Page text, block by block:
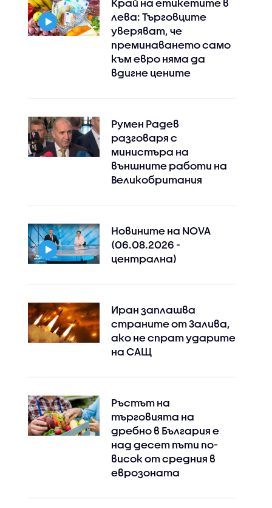
Край на етикетите в
лева: Търговците
уверяват, че
преминаването само
към евро няма да
вдигне цените
Румен Радев
разговаря с
министъра на
външните работи на
Великобритания
Новините на NOVA
(06.08.2026 -
централна)
Иран заплашва
страните от Залива,
ако не спрат ударите
на САЩ
Ръстът на
търговията на
дребно в България е
над десет пъти по-
висок от средния в
еврозоната